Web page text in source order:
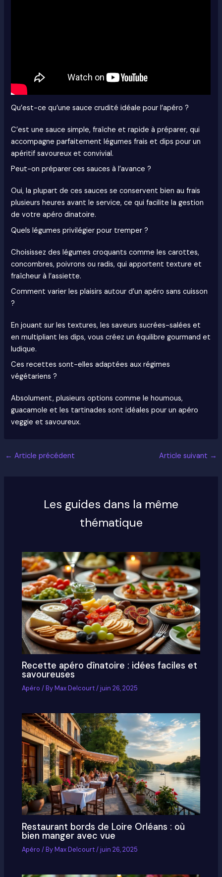
Qu’est-ce qu’une sauce crudité idéale pour l’apéro ?
C’est une sauce simple, fraîche et rapide à préparer, qui
accompagne parfaitement légumes frais et dips pour un
apéritif savoureux et convivial.
Peut-on préparer ces sauces à l’avance ?
Oui, la plupart de ces sauces se conservent bien au frais
plusieurs heures avant le service, ce qui facilite la gestion
de votre apéro dinatoire.
Quels légumes privilégier pour tremper ?
Choisissez des légumes croquants comme les carottes,
concombres, poivrons ou radis, qui apportent texture et
fraîcheur à l’assiette.
Comment varier les plaisirs autour d’un apéro sans cuisson
?
En jouant sur les textures, les saveurs sucrées-salées et
en multipliant les dips, vous créez un équilibre gourmand et
ludique.
Ces recettes sont-elles adaptées aux régimes
végétariens ?
Absolument, plusieurs options comme le houmous,
guacamole et les tartinades sont idéales pour un apéro
veggie et savoureux.
← Article précédent Article suivant →
Les guides dans la même
thématique
Recette apéro dînatoire : idées faciles et
savoureuses
Apéro / ByMax Delcourt/juin 26, 2025
Restaurant bords de Loire Orléans : où
bien manger avec vue
Apéro / ByMax Delcourt/juin 26, 2025